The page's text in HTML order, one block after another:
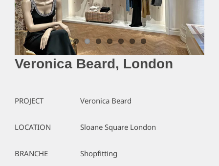
Veronica Beard, London
PROJECT
LOCATION
BRANCHE
Veronica Beard
Sloane Square London
Shopfitting